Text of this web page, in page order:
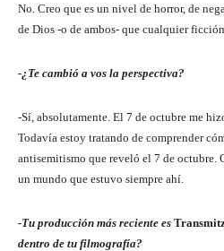
No. Creo que es un nivel de horror, de
de Dios -o de ambos- que cualquier
-¿Te cambió a vos la perspectiva?
-Sí, absolutamente. El 7 de octubre me
Todavía estoy tratando de comprender
antisemitismo que reveló el 7 de octubre.
un mundo que estuvo siempre ahí.
-Tu producción más reciente es
dentro de tu filmografía?